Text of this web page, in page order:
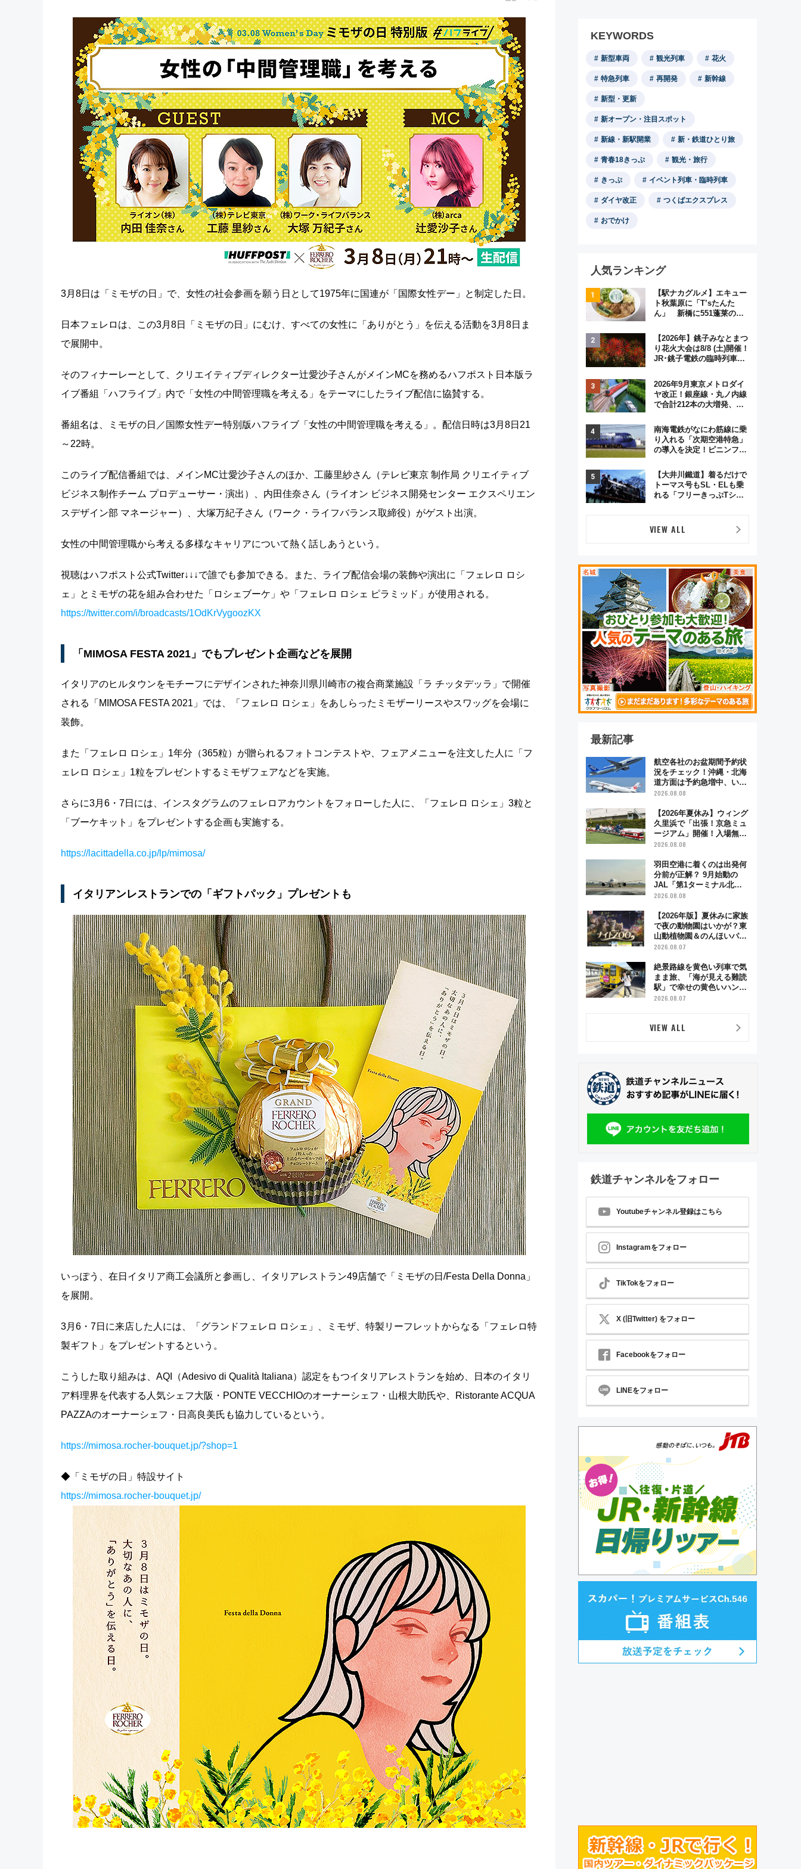
3月8日は「ミモザの日」で、女性の社会参画を願う日として1975年に国連が「国際女性デー」と制定した日。
日本フェレロは、この3月8日「ミモザの日」にむけ、すべての女性に「ありがとう」を伝える活動を3月8日ま
で展開中。
そのフィナーレーとして、クリエイティブディレクター辻愛沙子さんがメインMCを務めるハフポスト日本版ラ
イブ番組「ハフライブ」内で「女性の中間管理職を考える」をテーマにしたライブ配信に協賛する。
番組名は、ミモザの日／国際女性デー特別版ハフライブ「女性の中間管理職を考える」。配信日時は3月8日21
～22時。
このライブ配信番組では、メインMC辻愛沙子さんのほか、工藤里紗さん（テレビ東京 制作局 クリエイティブ
ビジネス制作チーム プロデューサー・演出）、内田佳奈さん（ライオン ビジネス開発センター エクスペリエン
スデザイン部 マネージャー）、大塚万紀子さん（ワーク・ライフバランス取締役）がゲスト出演。
女性の中間管理職から考える多様なキャリアについて熱く話しあうという。
視聴はハフポスト公式Twitter↓↓↓で誰でも参加できる。また、ライブ配信会場の装飾や演出に「フェレロ ロシ
ェ」とミモザの花を組み合わせた「ロシェブーケ」や「フェレロ ロシェ ピラミッド」が使用される。
https://twitter.com/i/broadcasts/1OdKrVygoozKX
「MIMOSA FESTA 2021」でもプレゼント企画などを展開
イタリアのヒルタウンをモチーフにデザインされた神奈川県川崎市の複合商業施設「ラ チッタデッラ」で開催
される「MIMOSA FESTA 2021」では、「フェレロ ロシェ」をあしらったミモザーリースやスワッグを会場に
装飾。
また「フェレロ ロシェ」1年分（365粒）が贈られるフォトコンテストや、フェアメニューを注文した人に「フ
ェレロ ロシェ」1粒をプレゼントするミモザフェアなどを実施。
さらに3月6・7日には、インスタグラムのフェレロアカウントをフォローした人に、「フェレロ ロシェ」3粒と
「ブーケキット」をプレゼントする企画も実施する。
https://lacittadella.co.jp/lp/mimosa/
イタリアンレストランでの「ギフトパック」プレゼントも
いっぽう、在日イタリア商工会議所と参画し、イタリアレストラン49店舗で「ミモザの日/Festa Della Donna」
を展開。
3月6・7日に来店した人には、「グランドフェレロ ロシェ」、ミモザ、特製リーフレットからなる「フェレロ特
製ギフト」をプレゼントするという。
こうした取り組みは、AQI（Adesivo di Qualità Italiana）認定をもつイタリアレストランを始め、日本のイタリ
ア料理界を代表する人気シェフ大阪・PONTE VECCHIOのオーナーシェフ・山根大助氏や、Ristorante ACQUA
PAZZAのオーナーシェフ・日高良美氏も協力しているという。
https://mimosa.rocher-bouquet.jp/?shop=1
◆「ミモザの日」特設サイト
https://mimosa.rocher-bouquet.jp/
KEYWORDS
新型車両 観光列車 花火
特急列車 再開発 新幹線
新型・更新
新オープン・注目スポット
新線・新駅開業 新・鉄道ひとり旅
青春18きっぷ 観光・旅行
きっぷ イベント列車・臨時列車
ダイヤ改正 つくばエクスプレス
おでかけ
人気ランキング
【駅ナカグルメ】エキュー
ト秋葉原に「T’sたんた
ん」 新橋に551蓬莱の
オムライス専門店「肉とた
まご」新グルメ続々登場！
【2026年8月】
【2026年】銚子みなとまつ
り花火大会は8/8 (土)開催！
JR･銚子電鉄の臨時列車や
く8,000発の大迫力＆屋台
を満喫
2026年9月東京メトロダイ
ヤ改正！銀座線・丸ノ内線
で合計212本の大増発、混
南海電鉄がなにわ筋線に乗
り入れる「次期空港特急」
の導入を決定！ピニンファ
デザイン
【大井川鐵道】着るだけで
トーマス号もSL・ELも乗
れる「フリーきっぷTシャ
VIEW ALL
最新記事
航空各社のお盆期間予約状
況をチェック！沖縄・北海
道方面は予約急増中、いま
から狙うべき日は？
2026.08.08
【2026年夏休み】ウィング
久里浜で「出張！京急ミュ
ージアム」開催！入場無料
でスタンプラリーや子ども
2026.08.08
羽田空港に着くのは出発何
分前が正解？ 9月始動の
JAL「第1ターミナル北側
サテライト」は徒歩1キロ
点まとめ
2026.08.08
【2026年版】夏休みに家族
で夜の動物園はいかが？東
山動植物園＆のんほいパー
ク「ナイトZOO」開催情報
2026.08.07
絶景路線を黄色い列車で気
まま旅、「海が見える難読
駅」で幸せの黄色いハンカ
チに願いを 「新・鉄道ひ
2026.08.07
VIEW ALL
鉄道チャンネルをフォロー
Youtubeチャンネル登録はこちら
Instagramをフォロー
TikTokをフォロー
X (旧Twitter) をフォロー
Facebookをフォロー
LINEをフォロー